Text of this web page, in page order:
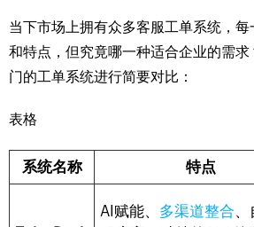
当下市场上拥有众多客服工单系统，
和特点，但究竟哪一种适合企业的需
门的工单系统进行简要对比：
表格
系统名称 特点
AI赋能、 多渠道整合、